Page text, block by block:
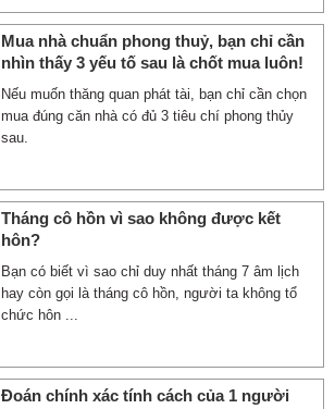
Mua nhà chuẩn phong thuỷ, bạn chỉ cần
nhìn thấy 3 yếu tố sau là chốt mua luôn!
Nếu muốn thăng quan phát tài, bạn chỉ cần chọn
mua đúng căn nhà có đủ 3 tiêu chí phong thủy
sau.
Tháng cô hồn vì sao không được kết
hôn?
Bạn có biết vì sao chỉ duy nhất tháng 7 âm lịch
hay còn gọi là tháng cô hồn, người ta không tổ
chức hôn ...
Đoán chính xác tính cách của 1 người